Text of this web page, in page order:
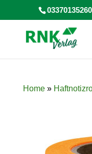
03370135260
Home»